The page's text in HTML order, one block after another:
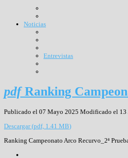
Noticias
Entrevistas
pdf Ranking
Publicado el 07 Mayo 2025 Modificado el 13
Descargar(pdf, 1.41 MB)
Ranking Campeonato Arco Recurvo_2ª